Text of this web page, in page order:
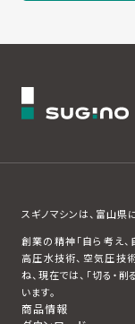
スギノマシンは、富山県
創業の精神「自ら考え、
高圧水技術、空気圧技
ね、現在では、「切る・削
います。
商品情報